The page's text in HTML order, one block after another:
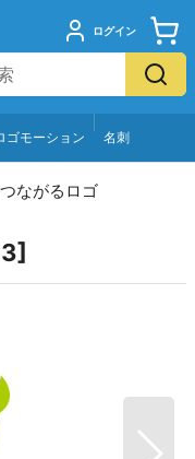
ログイン
ゴモーション 名刺
ながるロゴ
]